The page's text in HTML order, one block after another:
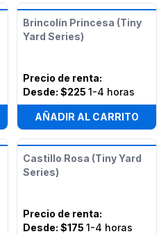
Brincolín Princesa (Tiny
Yard Series)
Precio de renta:
Desde: $225 1-4 horas
AÑADIR AL CARRITO
Castillo Rosa (Tiny Yard
Series)
Precio de renta:
Desde: $175 1-4 horas